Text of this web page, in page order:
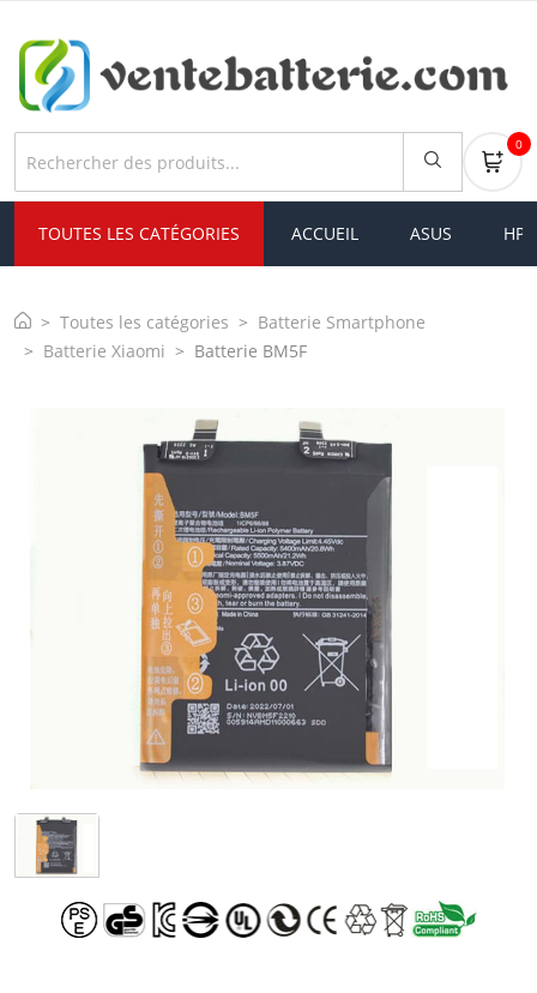
0
TOUTES LES CATÉGORIES ACCUEIL ASUS HP
Toutes les catégories
Batterie Smartphone
Batterie Xiaomi
Batterie BM5F